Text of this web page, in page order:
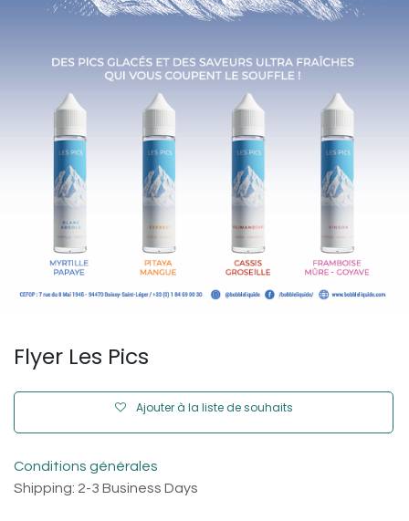
Flyer Les Pics
Ajouter à la liste de souhaits
Conditions générales
Shipping: 2-3 Business Days